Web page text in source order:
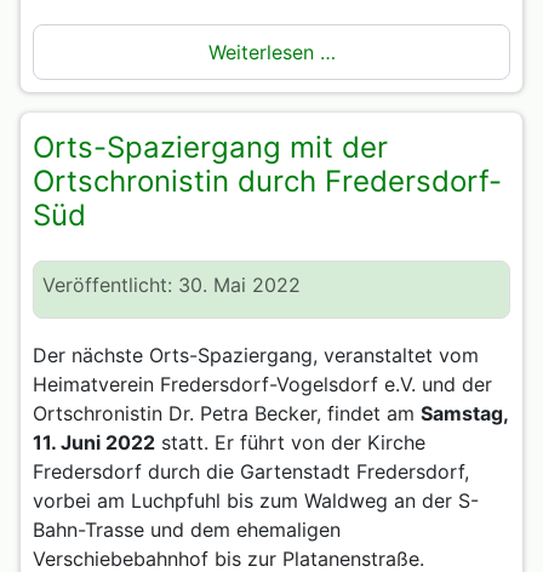
Weiterlesen …
Orts-Spaziergang mit der
Ortschronistin durch Fredersdorf-
Süd
Veröffentlicht: 30. Mai 2022
Der nächste Orts-Spaziergang, veranstaltet vom
Heimatverein Fredersdorf-Vogelsdorf e.V. und der
Ortschronistin Dr. Petra Becker, findet am Samstag,
11. Juni 2022 statt. Er führt von der Kirche
Fredersdorf durch die Gartenstadt Fredersdorf,
vorbei am Luchpfuhl bis zum Waldweg an der S-
Bahn-Trasse und dem ehemaligen
Verschiebebahnhof bis zur Platanenstraße.